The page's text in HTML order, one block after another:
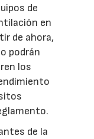
de
en
de ahora,
podrán
los
de la